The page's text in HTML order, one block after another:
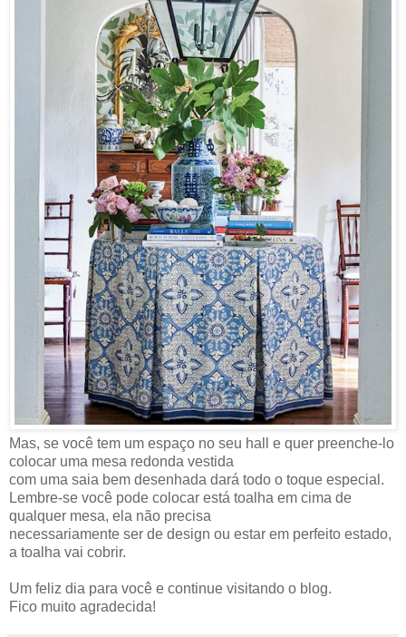
Mas, se você tem um espaço no seu hall e quer preenche-lo
colocar uma mesa redonda vestida
com uma saia bem desenhada dará todo o toque especial.
Lembre-se você pode colocar está toalha em cima de
qualquer mesa, ela não precisa
necessariamente ser de design ou estar em perfeito estado,
a toalha vai cobrir.
Um feliz dia para você e continue visitando o blog.
Fico muito agradecida!